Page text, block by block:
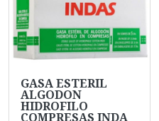
GASA ESTERIL
ALGODON
HIDROFILO
COMPRESAS INDA